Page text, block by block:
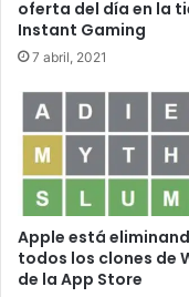
Seto Kaiba de
Biscuit
Toushirou
Majin Buu de
Katsuki
Trafalgar D.
Grimmjow
oferta del día en la
Instant Gaming
7 abril, 2021
Apple está
todos los clones de
de la App Store